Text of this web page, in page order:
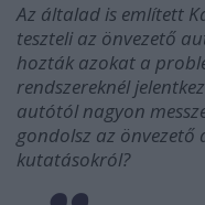
Az általad is említett
teszteli az önvezető
hozták azokat a
rendszereknél
autótól nagyon
gondolsz az
kutatásokról?